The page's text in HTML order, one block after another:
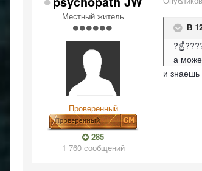
Местный житель
Проверенный
285
1 760 сообщений
В
а
и знаешь